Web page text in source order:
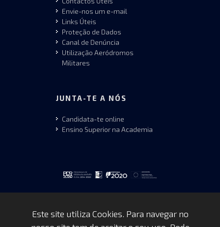
Envie-nos um e-mail
Links Úteis
Proteção de Dados
Canal de Denúncia
Utilização Aeródromos
Militares
JUNTA-TE A NÓS
Candidata-te online
Ensino Superior na Academia
Este site utiliza Cookies. Para navegar no